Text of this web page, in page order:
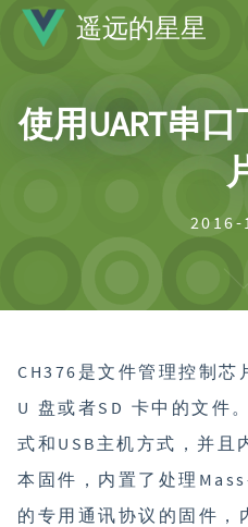
遥远的星星
关
使用UART串
2016-
CH376是文件管理控制芯
U 盘或者SD 卡中的文件
式和USB主机方式，并且
本固件，内置了处理
的专用通讯协议的固件，